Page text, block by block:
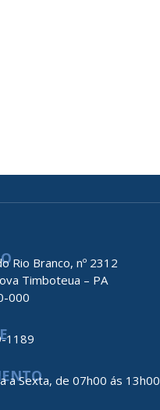
Rio Branco, nº 2312
Timboteua – PA
000
1189
a Sexta, de 07h00 ás 13h00